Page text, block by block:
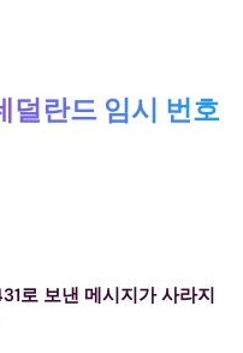
덜란드 임시 번호
로 보낸 메시지가 사라지